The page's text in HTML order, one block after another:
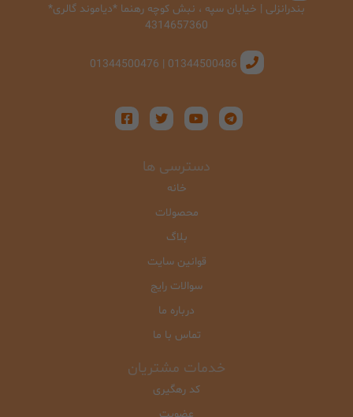
بندرانزلی | خیابان سپه ، نبش کوچه رهنما *دیاموند گالری*
4314657360
01344500486 | 01344500476
دسترسی ها
خانه
محصولات
بلاگ
قوانین سایت
سوالات رایج
درباره ما
تماس با ما
خدمات مشتریان
کد رهگیری